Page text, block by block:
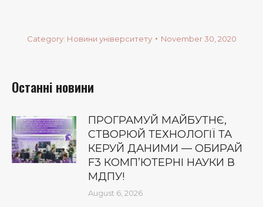
Category: Новини університету November 30, 2020
Останні новини
ПРОГРАМУЙ МАЙБУТНЄ,
СТВОРЮЙ ТЕХНОЛОГІЇ ТА
КЕРУЙ ДАНИМИ — ОБИРАЙ
F3 КОМП’ЮТЕРНІ НАУКИ В
МДПУ!
August 6, 2026